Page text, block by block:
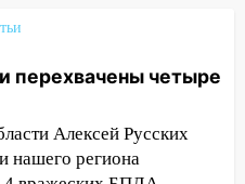
летнего парня
и ветреный
в Ульяновске 10
перехвачены четыре
Алексей Русских
нашего региона